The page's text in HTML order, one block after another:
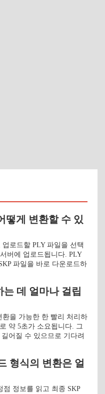
떻게 변환할 수 있
로드할 PLY 파일을 선택
버에 업로드됩니다. PLY
파일을 바로 다운로드하
데 얼마나 걸립
환을 가능한 한 빨리 처리하
약 5초가 소요됩니다. 그
어질 수 있으므로 기다려
형식의 변환은 얼
점 정보를 읽고 최종 SKP